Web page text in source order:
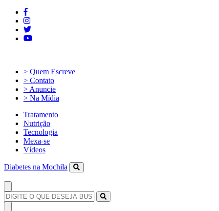
> Quem Escreve
> Contato
> Anuncie
> Na Mídia
Tratamento
Nutrição
Tecnologia
Mexa-se
Vídeos
Diabetes na Mochila